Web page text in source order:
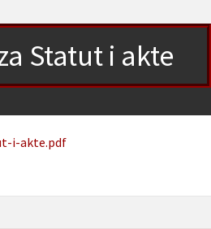
Statut i akte
i-akte.pdf